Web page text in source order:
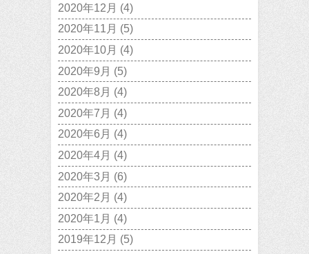
2020年12月 (4)
2020年11月 (5)
2020年10月 (4)
2020年9月 (5)
2020年8月 (4)
2020年7月 (4)
2020年6月 (4)
2020年4月 (4)
2020年3月 (6)
2020年2月 (4)
2020年1月 (4)
2019年12月 (5)